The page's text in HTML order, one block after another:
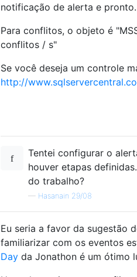
notificação de alerta e pronto.
Para conflitos, o objeto é
conflitos / s"
Se você deseja um controle
http://
Tentei configurar o
houver etapas
do trabalho?
— Hasanain 29/08
Eu seria a favor da sugestão
familiarizar com os eventos
Day da Jonathon é um ótimo